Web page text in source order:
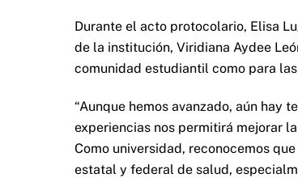
Durante el acto protocolario, Elisa
de la institución, Viridiana Aydee
comunidad estudiantil como para
“Aunque hemos avanzado, aún hay
experiencias nos permitirá mejorar
Como universidad, reconocemos
estatal y federal de salud,